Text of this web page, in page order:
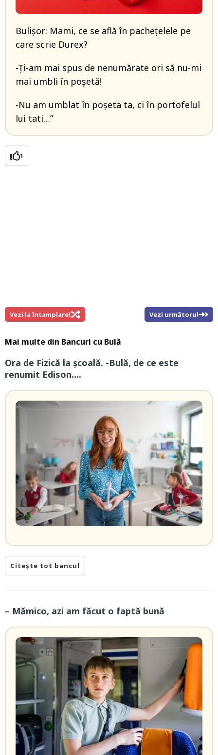
Bulișor: Mami, ce se află în pachețelele pe
care scrie Durex?
-Ți-am mai spus de nenumărate ori să nu-mi
mai umbli în poșetă!
-Nu am umblat în poșeta ta, ci în portofelul
lui tati…”
1
Vezi la întamplare! Vezi următorul
Mai multe din Bancuri cu Bulă
Ora de Fizică la școală. -Bulă, de ce este
renumit Edison….
Citește tot bancul
– Mămico, azi am făcut o faptă bună